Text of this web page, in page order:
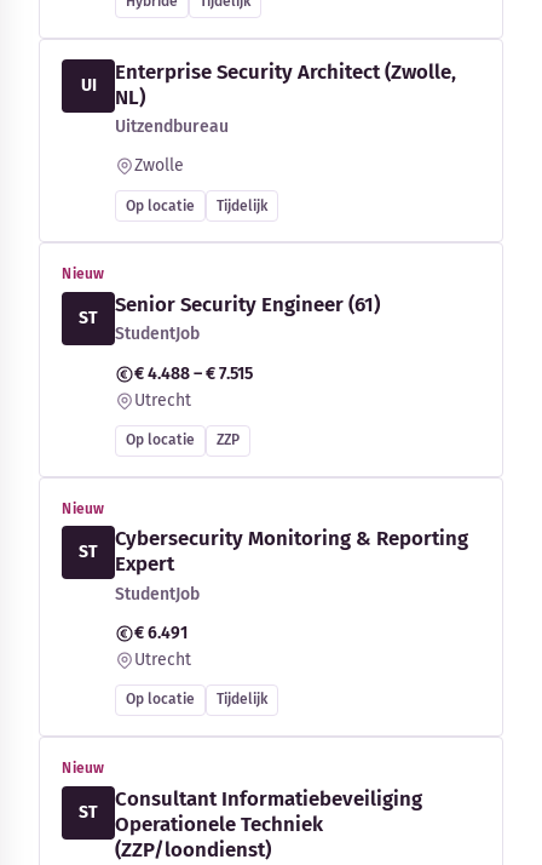
UI
Enterprise Security Architect (Zwolle,
NL)
Uitzendbureau
Zwolle
Op locatie Tijdelijk
Nieuw
ST
Senior Security Engineer (61)
StudentJob
€ 4.488 – € 7.515
Utrecht
Op locatie ZZP
Nieuw
ST
Cybersecurity Monitoring & Reporting
Expert
StudentJob
€ 6.491
Utrecht
Op locatie Tijdelijk
Nieuw
ST
Consultant Informatiebeveiliging
Operationele Techniek
(ZZP/loondienst)